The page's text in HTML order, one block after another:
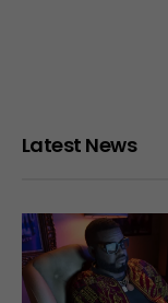
Latest News